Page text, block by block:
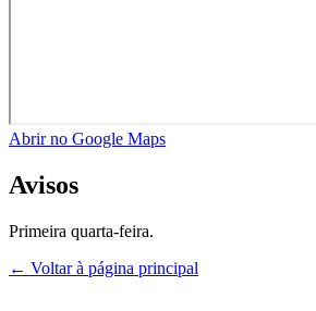
Abrir no Google Maps
Avisos
Primeira quarta-feira.
← Voltar à página principal